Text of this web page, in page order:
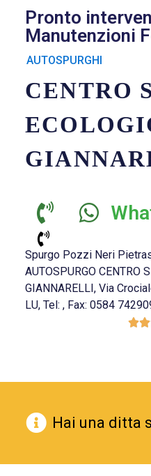
Pronto
Manutenzioni
AUTOSPURGHI
CENTRO
Spurgo Pozzi Neri
AUTOSPURGO CENTRO
GIANNARELLI, Via
LU, Tel: , Fax: 0584

Hai una ditta